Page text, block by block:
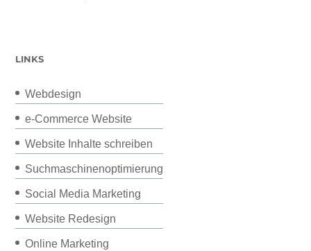
LINKS
Webdesign
e-Commerce Website
Website Inhalte schreiben
Suchmaschinenoptimierung
Social Media Marketing
Website Redesign
Online Marketing